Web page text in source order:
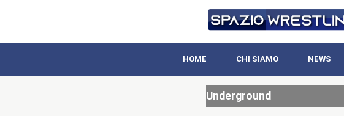
HOME CHI SIAMO NEWS
Underground